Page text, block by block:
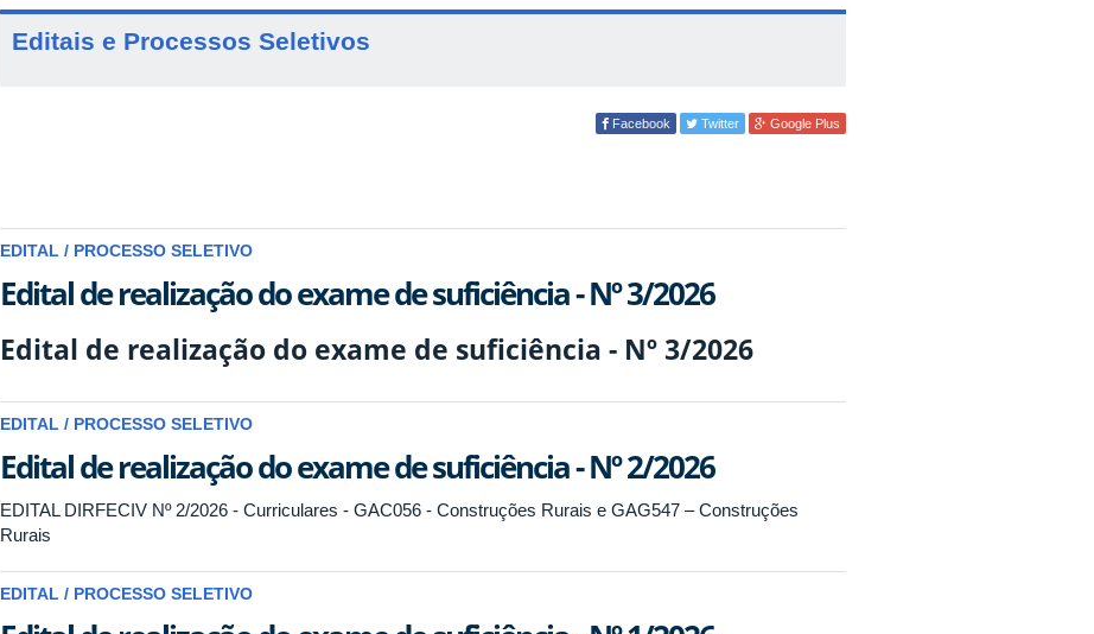
Editais e Processos Seletivos
Facebook Twitter Google Plus
EDITAL / PROCESSO SELETIVO
Edital de realização do exame de suficiência - Nº 3/2026
Edital de realização do exame de suficiência - Nº 3/2026
EDITAL / PROCESSO SELETIVO
Edital de realização do exame de suficiência - Nº 2/2026
EDITAL DIRFECIV Nº 2/2026 - Curriculares - GAC056 - Construções Rurais e GAG547 – Construções
Rurais
EDITAL / PROCESSO SELETIVO